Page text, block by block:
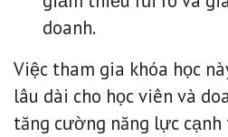
doanh.
Việc tham gia khóa học
lâu dài cho học viên và
tăng cường năng lực